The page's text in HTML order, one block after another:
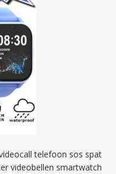
telefoon sos spat
videobellen smartwatch